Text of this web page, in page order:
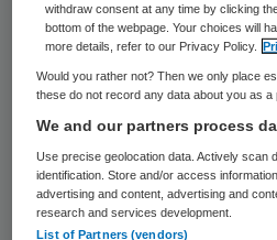
voormalig medewerker
jeugdzorginstelling in
had volgens de
weten. De rechtbank
geen beroepsverbod op.
De rechtbank ging
withdraw consent at any time by clicking
bottom of the webpage. Your choices will
more details, refer to our Privacy Policy.
Would you rather not? Then we only place
these do not record any data about you as a
We and our partners process
Use precise geolocation data. Actively scan
identification. Store and/or access
advertising and content, advertising and
research and services development.
List of Partners (vendors)